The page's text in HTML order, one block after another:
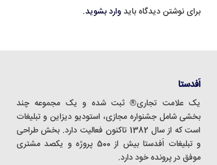
برای نوشتن دیدگاه بایدوارد بشوید.
اَفدستا
یک علامت تجاری® ثبت شده و یک مجموعه‌ چند
بخشی شامل جشنواره مجازی، استودیو دیزاین و تبلیغات
است که از سال 1382 تاکنون فعالیت دارد. بخش طراحی
و تبلیغات اَفدستا بیش از 500 پروژه و یکصد مشتری
موفق در پرونده خود دارد.